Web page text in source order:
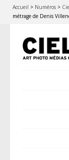
Accueil > Numéros >
métrage de Denis